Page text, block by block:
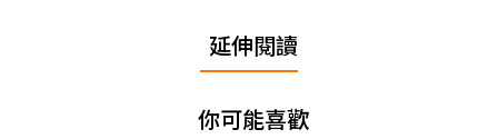
延伸閱讀
你可能喜歡